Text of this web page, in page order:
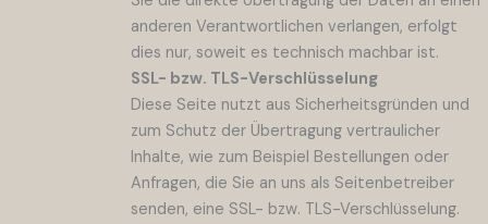
anderen Verantwortlichen verlangen, erfolgt
dies nur, soweit es technisch machbar ist.
SSL- bzw. TLS-Verschlüsselung
Diese Seite nutzt aus Sicherheitsgründen und
zum Schutz der Übertragung vertraulicher
Inhalte, wie zum Beispiel Bestellungen oder
Anfragen, die Sie an uns als Seitenbetreiber
senden, eine SSL- bzw. TLS-Verschlüsselung.